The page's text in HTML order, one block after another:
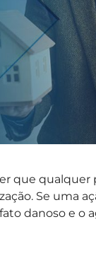
que
Se uma
danoso e o